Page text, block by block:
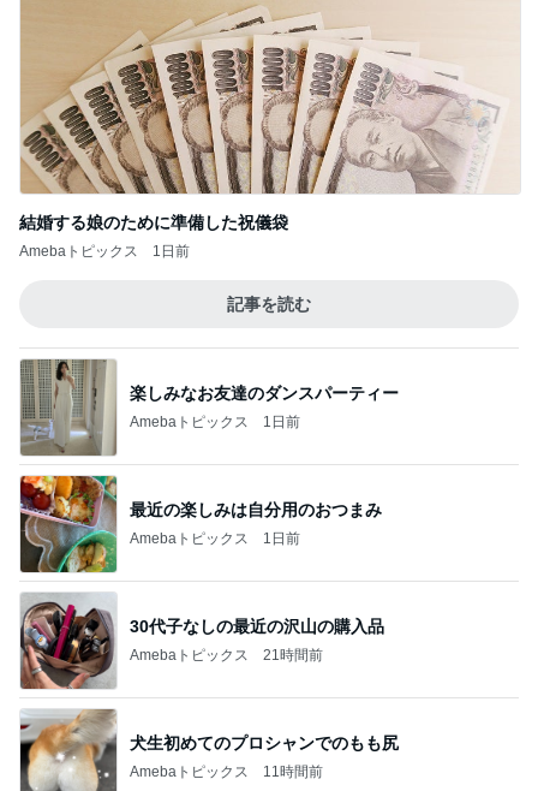
結婚する娘のために準備した祝儀袋
Amebaトピックス 1日前
記事を読む
楽しみなお友達のダンスパーティー
Amebaトピックス 1日前
最近の楽しみは自分用のおつまみ
Amebaトピックス 1日前
30代子なしの最近の沢山の購入品
Amebaトピックス 21時間前
犬生初めてのプロシャンでのもも尻
Amebaトピックス 11時間前